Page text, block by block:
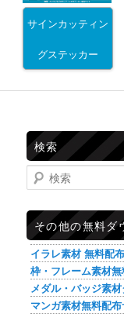
サインカッティン
グステッカー
検索
検索
その他の無料ダ
イラレ素材 無料配布
枠・フレーム素材
メダル・バッジ素
マンガ素材無料配布